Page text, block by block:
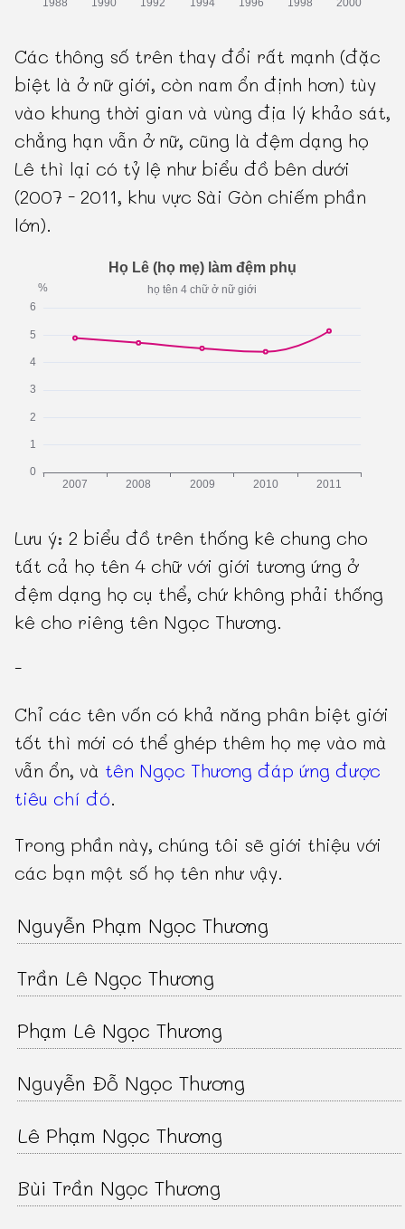
Các thông số trên thay đổi rất mạnh (đặc
biệt là ở nữ giới, còn nam ổn định hơn) tùy
vào khung thời gian và vùng địa lý khảo sát,
chẳng hạn vẫn ở nữ, cũng là đệm dạng họ
Lê thì lại có tỷ lệ như biểu đồ bên dưới
(2007 - 2011, khu vực Sài Gòn chiếm phần
lớn).
Lưu ý: 2 biểu đồ trên thống kê chung cho
tất cả họ tên 4 chữ với giới tương ứng ở
đệm dạng họ cụ thể, chứ không phải thống
kê cho riêng tên Ngọc Thương.
-
Chỉ các tên vốn có khả năng phân biệt giới
tốt thì mới có thể ghép thêm họ mẹ vào mà
vẫn ổn, và tên Ngọc Thương đáp ứng được
tiêu chí đó.
Trong phần này, chúng tôi sẽ giới thiệu với
các bạn một số họ tên như vậy.
Nguyễn Phạm Ngọc Thương
Trần Lê Ngọc Thương
Phạm Lê Ngọc Thương
Nguyễn Đỗ Ngọc Thương
Lê Phạm Ngọc Thương
Bùi Trần Ngọc Thương